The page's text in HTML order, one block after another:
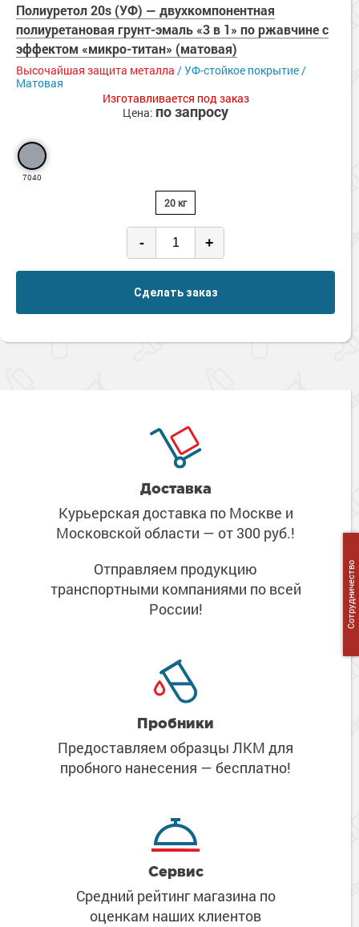
Сопутствующие товары
Морозостойкие краски для металла
Морозостойкие краски для фасада
Сопутствующие товары
Полиуретол 20s (УФ) — двухкомпонентная
полиуретановая грунт-эмаль «3 в 1» по ржавчине с
эффектом «микро-титан» (матовая)
Высочайшая защита металла / УФ-стойкое покрытие /
Матовая
Изготавливается под заказ
Цена: по запросу
7040
20 кг
- +
Сделать заказ
Доставка
Курьерская доставка по Москве и
Московской области — от 300 руб.!
Отправляем продукцию
транспортными компаниями по всей
России!
Пробники
Предоставляем образцы ЛКМ для
пробного нанесения — бесплатно!
Сервис
Средний рейтинг магазина по
оценкам наших клиентов
Сотрудничество